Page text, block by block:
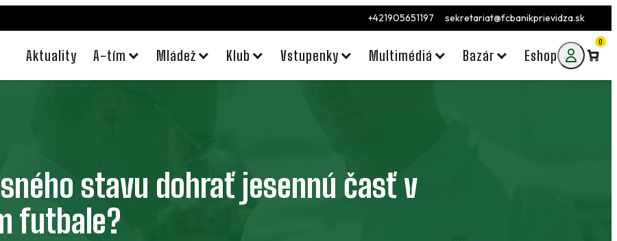
+421905651197 sekretariat@fcbanikprievidza.sk
Aktuality A-tím Mládež Klub Vstupenky Multimédiá Bazár Eshop
0
stavu dohrať jesennú časť v
futbale?